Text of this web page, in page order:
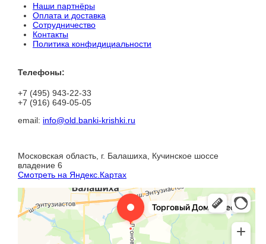
Наши партнёры
Оплата и доставка
Сотрудничество
Контакты
Политика конфидициальности
Телефоны:
+7 (495) 943-22-33
+7 (916) 649-05-05
email: info@old.banki-krishki.ru
Московская область, г. Балашиха, Кучинское шоссе
владение 6
Смотреть на Яндекс.Картах